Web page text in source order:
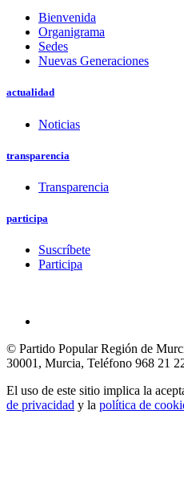
Bienvenida
Organigrama
Sedes
Nuevas Generaciones
actualidad
Noticias
transparencia
Transparencia
participa
Suscríbete
Participa
© Partido Popular Región de
30001, Murcia, Teléfono 968 21
El uso de este sitio implica la
de privacidad y la política de